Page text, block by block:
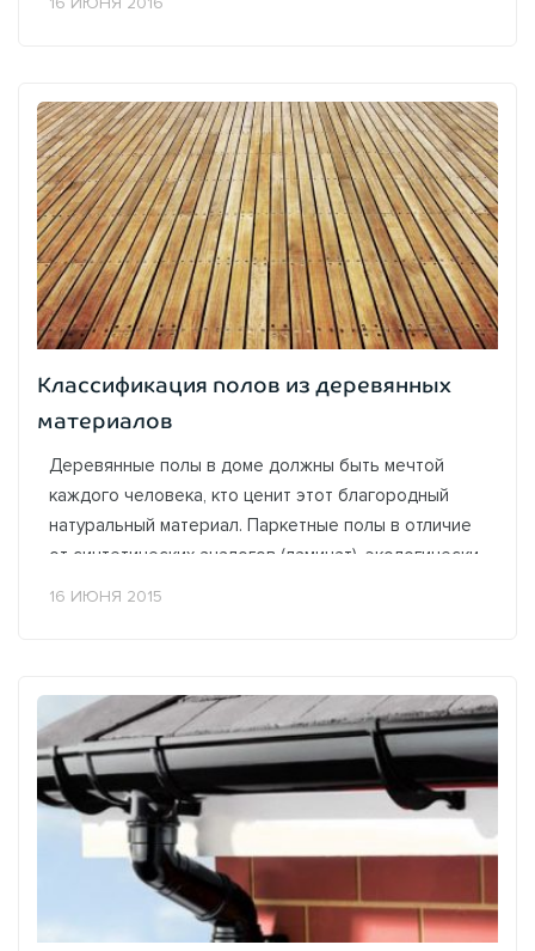
Классификация полов из деревянных
материалов
Деревянные полы в доме должны быть мечтой
каждого человека, кто ценит этот благородный
натуральный материал. Паркетные полы в отличие
от синтетических аналогов (ламинат), экологически
16 ИЮНЯ 2015